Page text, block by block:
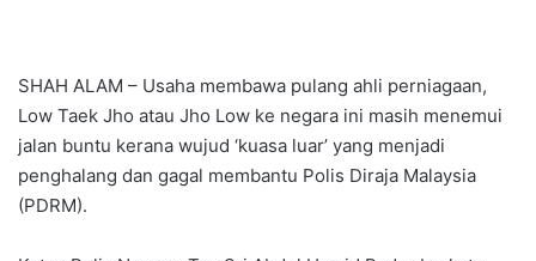
SHAH ALAM – Usaha membawa pulang ahli perniagaan,
Low Taek Jho atau Jho Low ke negara ini masih menemui
jalan buntu kerana wujud ‘kuasa luar’ yang menjadi
penghalang dan gagal membantu Polis Diraja Malaysia
(PDRM).